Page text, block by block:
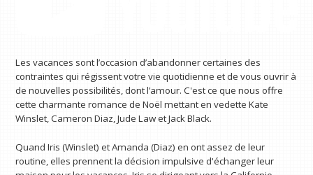
Les vacances sont l’occasion d’abandonner certaines des
contraintes qui régissent votre vie quotidienne et de vous ouvrir à
de nouvelles possibilités, dont l’amour. C'est ce que nous offre
cette charmante romance de Noël mettant en vedette Kate
Winslet, Cameron Diaz, Jude Law et Jack Black.
Quand Iris (Winslet) et Amanda (Diaz) en ont assez de leur
routine, elles prennent la décision impulsive d'échanger leur